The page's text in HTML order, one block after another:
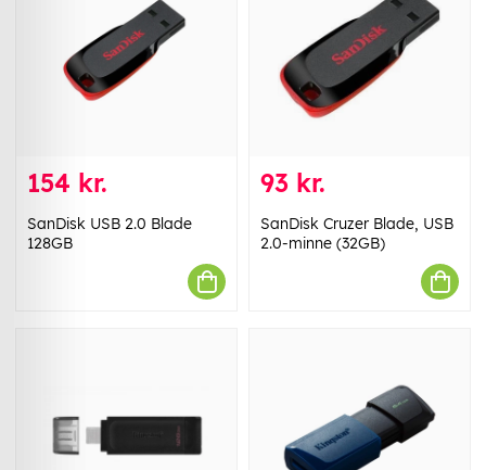
154 kr.
SanDisk USB 2.0 Blade
128GB
93 kr.
SanDisk Cruzer Blade, USB
2.0-minne (32GB)